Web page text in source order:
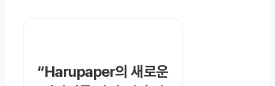
“Harupaper의 새로운